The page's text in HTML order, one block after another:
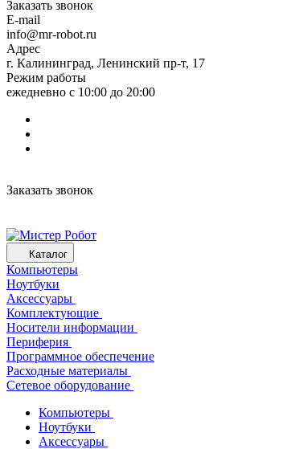
Заказать звонок
E-mail
info@mr-robot.ru
Адрес
г. Калининград, Ленинский пр-т, 17
Режим работы
ежедневно с 10:00 до 20:00
Заказать звонок
Каталог
Компьютеры
Ноутбуки
Аксессуары
Комплектующие
Носители информации
Периферия
Программное обеспечение
Расходные материалы
Сетевое оборудование
Компьютеры
Ноутбуки
Аксессуары